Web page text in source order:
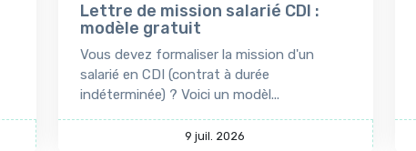
Lettre de mission salarié CDI :
modèle gratuit
Vous devez formaliser la mission d'un
salarié en CDI (contrat à durée
indéterminée) ? Voici un modèl...
9 juil. 2026